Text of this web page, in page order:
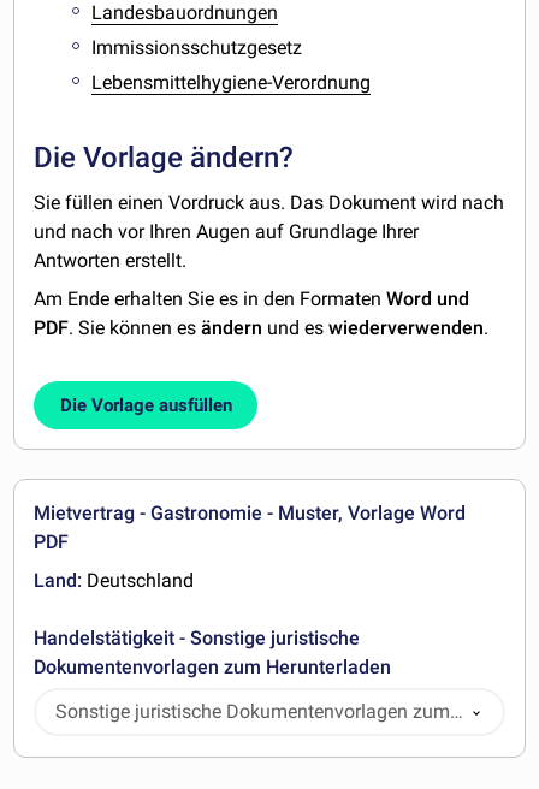
Landesbauordnungen
Immissionsschutzgesetz
Lebensmittelhygiene-Verordnung
Die Vorlage ändern?
Sie füllen einen Vordruck aus. Das Dokument wird nach
und nach vor Ihren Augen auf Grundlage Ihrer
Antworten erstellt.
Am Ende erhalten Sie es in den FormatenWord und
PDF. Sie können esändern und eswiederverwenden.
Die Vorlage ausfüllen
Mietvertrag - Gastronomie - Muster, Vorlage Word
PDF
Land: Deutschland
Handelstätigkeit - Sonstige juristische
Dokumentenvorlagen zum Herunterladen
Sonstige juristische Dokumentenvorlagen zum
Herunterladen